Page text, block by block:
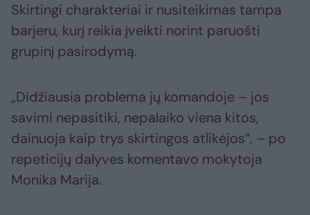
Skirtingi charakteriai ir nusiteikimas tampa
barjeru, kurį reikia įveikti norint paruošti
grupinį pasirodymą.
„Didžiausia problema jų komandoje – jos
savimi nepasitiki, nepalaiko viena kitos,
dainuoja kaip trys skirtingos atlikėjos“, – po
repeticijų dalyves komentavo mokytoja
Monika Marija.